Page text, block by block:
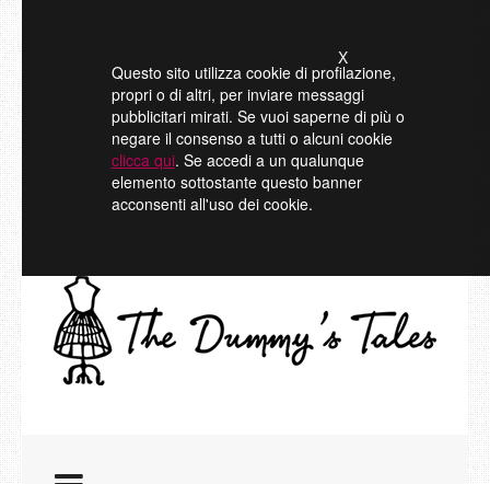
Questo sito utilizza cookie di profilazione,
propri o di altri, per inviare messaggi
pubblicitari mirati. Se vuoi saperne di più o
negare il consenso a tutti o alcuni cookie
clicca qui. Se accedi a un qualunque
elemento sottostante questo banner
acconsenti all'uso dei cookie.
X